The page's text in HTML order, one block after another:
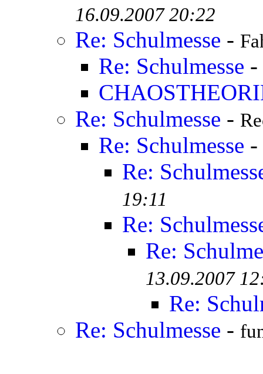
16.09.2007 20:22
Re: Schulmesse -
Re: Schulmesse -
Re: Schulmesse -
Re: Schulmesse -
Re:
19:11
Re:
Re:
13.09.2007
Re:
Re: Schulmesse -